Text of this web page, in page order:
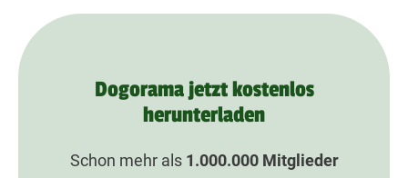
Dogorama jetzt kostenlos
herunterladen
Schon mehr als 1.000.000Mitglieder